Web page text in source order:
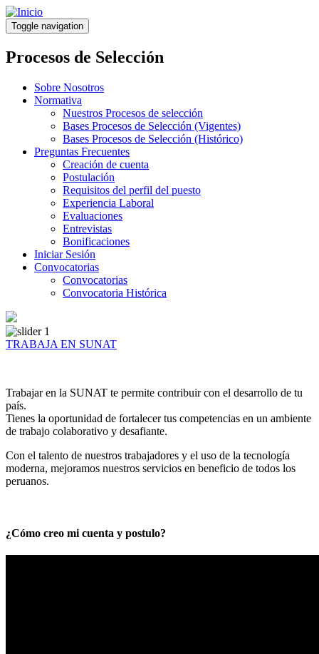
Pasar
al
contenido
principal
Toggle navigation
Procesos de Selección
Sobre Nosotros
Normativa
Nuestros Procesos de selección
Bases Procesos de Selección (Vigentes)
Bases Procesos de Selección (Histórico)
Preguntas Frecuentes
Creación de cuenta
Postulación
Requisitos del perfil del puesto
Experiencia Laboral
Evaluaciones
Entrevistas
Bonificaciones
Iniciar Sesión
Convocatorias
Convocatorias
Convocatoria Histórica
TRABAJA EN SUNAT
Trabajar en la SUNAT te permite contribuir con el desarrollo de tu
país.
Tienes la oportunidad de fortalecer tus competencias en un ambiente
de trabajo colaborativo y desafiante.
Con el talento de nuestros trabajadores y el uso de la tecnología
moderna, mejoramos nuestros servicios en beneficio de todos los
peruanos.
¿Cómo creo mi cuenta y postulo?